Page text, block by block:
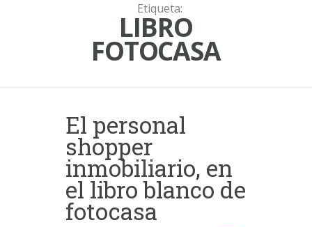
Etiqueta:
LIBRO
FOTOCASA
El personal
shopper
inmobiliario, en
el libro blanco de
fotocasa